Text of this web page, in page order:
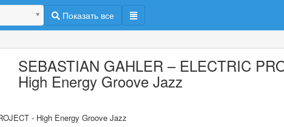
Показать все
SEBASTIAN GAHLER – ELECTRIC
High Energy Groove Jazz
- High Energy Groove Jazz